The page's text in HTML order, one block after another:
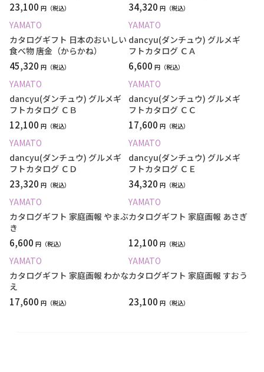
23,100 円 34,320 円
YAMATO
カタログギフト 日本のおいしい
食べ物 唐金（からかね）
45,320 円
YAMATO
dancyu(ダンチュウ) グルメギ
フトカタログ ＣＡ
6,600 円
YAMATO
dancyu(ダンチュウ) グルメギ
フトカタログ ＣＢ
12,100 円
YAMATO
dancyu(ダンチュウ) グルメギ
フトカタログ ＣＣ
17,600 円
YAMATO
dancyu(ダンチュウ) グルメギ
フトカタログ ＣＤ
23,320 円
YAMATO
dancyu(ダンチュウ) グルメギ
フトカタログ ＣＥ
34,320 円
YAMATO
カタログギフト 家庭画報 やまぶ
き
6,600 円
YAMATO
カタログギフト 家庭画報 あさぎ
12,100 円
YAMATO
カタログギフト 家庭画報 わかな
え
17,600 円
YAMATO
カタログギフト 家庭画報 すおう
23,100 円